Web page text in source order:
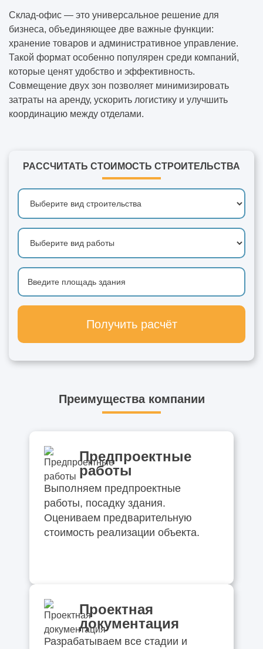
Склад-офис — это универсальное решение для
бизнеса, объединяющее две важные функции:
хранение товаров и административное управление.
Такой формат особенно популярен среди компаний,
которые ценят удобство и эффективность.
Совмещение двух зон позволяет минимизировать
затраты на аренду, ускорить логистику и улучшить
координацию между отделами.
РАССЧИТАТЬ СТОИМОСТЬ СТРОИТЕЛЬСТВА
Получить расчёт
Преимущества компании
Предпроектные
работы
Выполняем предпроектные
работы, посадку здания.
Оцениваем предварительную
стоимость реализации объекта.
Проектная
документация
Разрабатываем все стадии и